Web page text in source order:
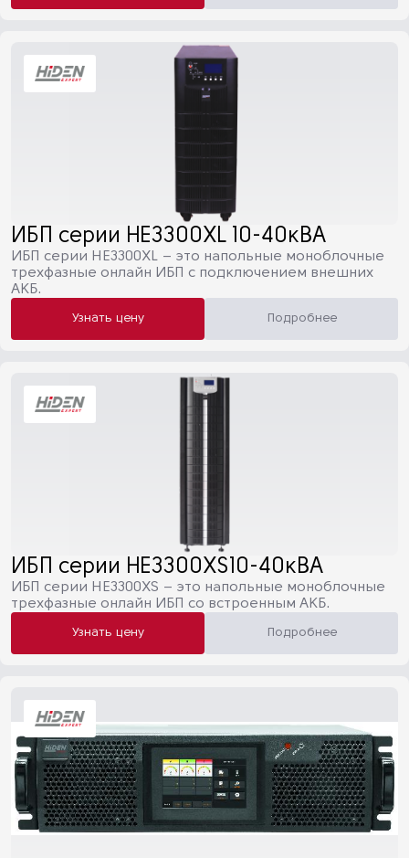
ИБП серии HE3300XL 10-40кВА
ИБП серии HE3300XL – это напольные моноблочные
трехфазные онлайн ИБП c подключением внешних
АКБ.
Узнать цену Подробнее
ИБП серии HE3300XS10-40кВА
ИБП серии HE3300XS – это напольные моноблочные
трехфазные онлайн ИБП со встроенным АКБ.
Узнать цену Подробнее